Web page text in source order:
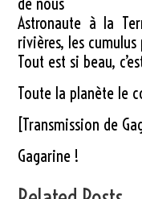
Astronaute à la
rivières, les
Tout est si beau,
Toute la planète le
[Transmission de
Gagarine !